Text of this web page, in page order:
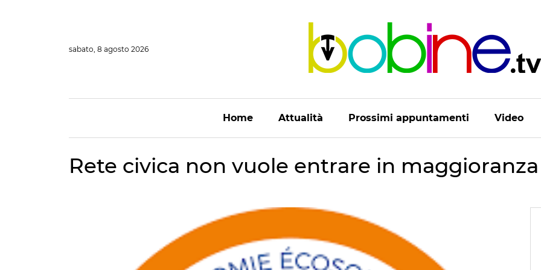
sabato, 8 agosto 2026
Home Attualità Prossimi appuntamenti Video
Rete civica non vuole entrare in maggioranza